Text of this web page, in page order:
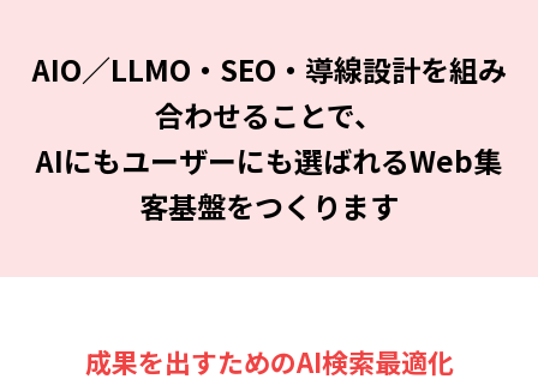
AIO／LLMO・SEO・導線設計を組み
合わせることで、
AIにもユーザーにも選ばれるWeb集
客基盤をつくります
成果を出すためのAI検索最適化